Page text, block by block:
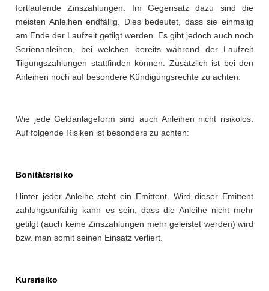
fortlaufende Zinszahlungen. Im Gegensatz dazu sind die
meisten Anleihen endfällig. Dies bedeutet, dass sie einmalig
am Ende der Laufzeit getilgt werden. Es gibt jedoch auch noch
Serienanleihen, bei welchen bereits während der Laufzeit
Tilgungszahlungen stattfinden können. Zusätzlich ist bei den
Anleihen noch auf besondere Kündigungsrechte zu achten.
Wie jede Geldanlageform sind auch Anleihen nicht risikolos.
Auf folgende Risiken ist besonders zu achten:
Bonitätsrisiko
Hinter jeder Anleihe steht ein Emittent. Wird dieser Emittent
zahlungsunfähig kann es sein, dass die Anleihe nicht mehr
getilgt (auch keine Zinszahlungen mehr geleistet werden) wird
bzw. man somit seinen Einsatz verliert.
Kursrisiko